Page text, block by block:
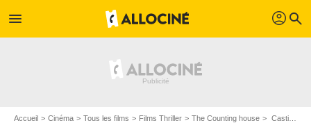
menu profil search
Accueil Cinéma Tous les films Films Thriller The Counting house Casting The Counting house